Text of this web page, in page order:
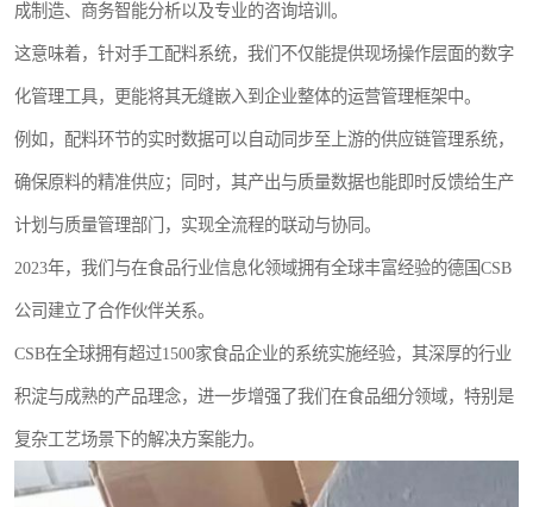
成制造、商务智能分析以及专业的咨询培训。
这意味着，针对手工配料系统，我们不仅能提供现场操作层面的数字
化管理工具，更能将其无缝嵌入到企业整体的运营管理框架中。
例如，配料环节的实时数据可以自动同步至上游的供应链管理系统，
确保原料的精准供应；同时，其产出与质量数据也能即时反馈给生产
计划与质量管理部门，实现全流程的联动与协同。
2023年，我们与在食品行业信息化领域拥有全球丰富经验的德国CSB
公司建立了合作伙伴关系。
CSB在全球拥有超过1500家食品企业的系统实施经验，其深厚的行业
积淀与成熟的产品理念，进一步增强了我们在食品细分领域，特别是
复杂工艺场景下的解决方案能力。